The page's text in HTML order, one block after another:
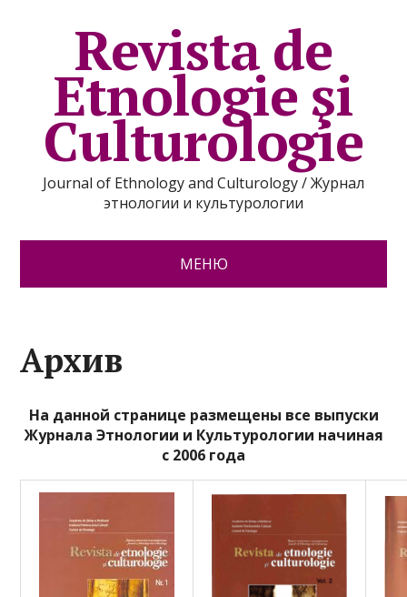
Revista de
Etnologie şi
Culturologie
Journal of Ethnology and Culturology / Журнал
этнологии и культурологии
МЕНЮ
Архив
На данной странице размещены все выпуски
Журнала Этнологии и Культурологии начиная
с 2006 года